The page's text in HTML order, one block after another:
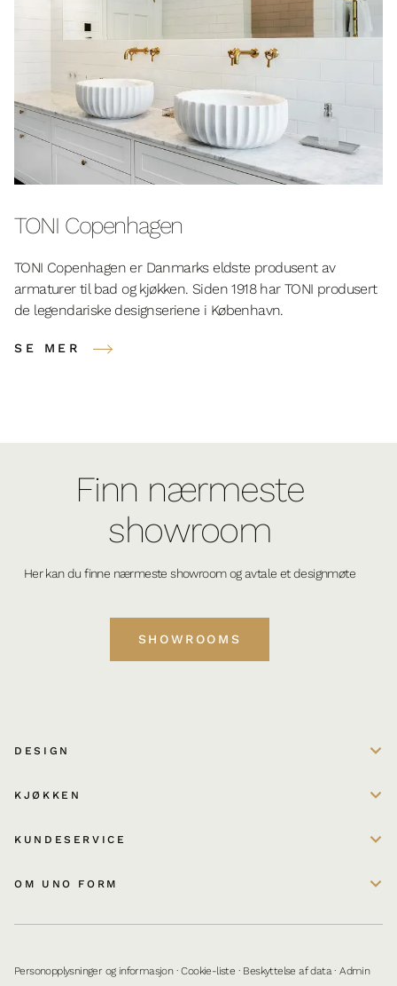
TONI Copenhagen
TONI Copenhagen er Danmarks eldste produsent av
armaturer til bad og kjøkken. Siden 1918 har TONI produsert
de legendariske designseriene i København.
SE MER
Finn nærmeste
showroom
Her kan du finne nærmeste showroom og avtale et designmøte
SHOWROOMS
DESIGN
KJØKKEN
KUNDESERVICE
OM UNO FORM
Personopplysninger og informasjon · Cookie-liste · Beskyttelse af data · Admin